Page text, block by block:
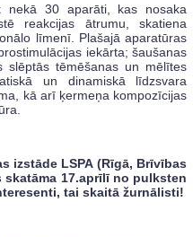
nekā 30 aparāti, kas nosaka
reakcijas ātrumu, skatiena
līmenī. Plašajā aparatūras
iekārta; šaušanas
slēptās tēmēšanas un mēlītes
un dinamiskā līdzsvara
kā arī ķermeņa kompozīcijas
izstāde LSPA (Rīgā, Brīvības
skatāma 17.aprīlī no pulksten
tai skaitā žurnālisti!